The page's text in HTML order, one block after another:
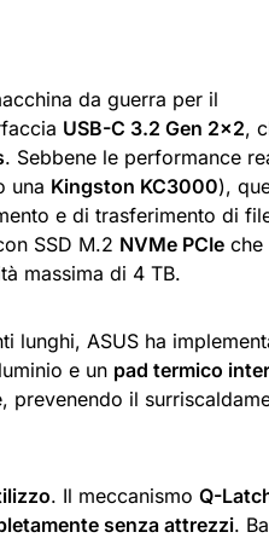
da guerra per il
USB-C 3.2 Gen 2×2,
. Sebbene le performance
una Kingston KC3000),
e di trasferimento di
SSD M.2 NVMe PCIe che
massima di 4 TB.
lunghi, ASUS ha
e un pad termico
prevenendo il
. Il meccanismo Q-
senza attrezzi.